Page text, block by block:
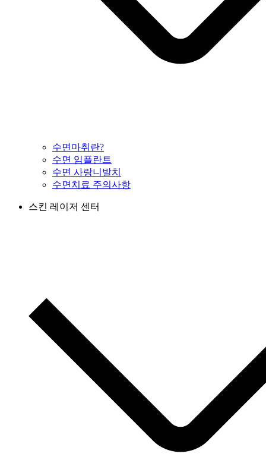
수면마취란?
수면 임플란트
수면 사랑니발치
수면치료 주의사항
스킨 레이저 센터